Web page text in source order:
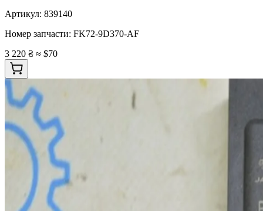
Артикул: 839140
Номер запчасти: FK72-9D370-AF
3 220 ₴ ≈ $70